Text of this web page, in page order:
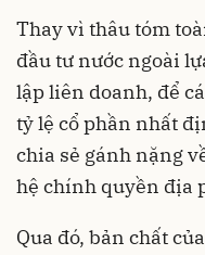
Thay vì thâu tóm
đầu tư nước ngoài
lập liên doanh, để
tỷ lệ cổ phần nhất
chia sẻ gánh nặng
hệ chính quyền địa
Qua đó, bản chất